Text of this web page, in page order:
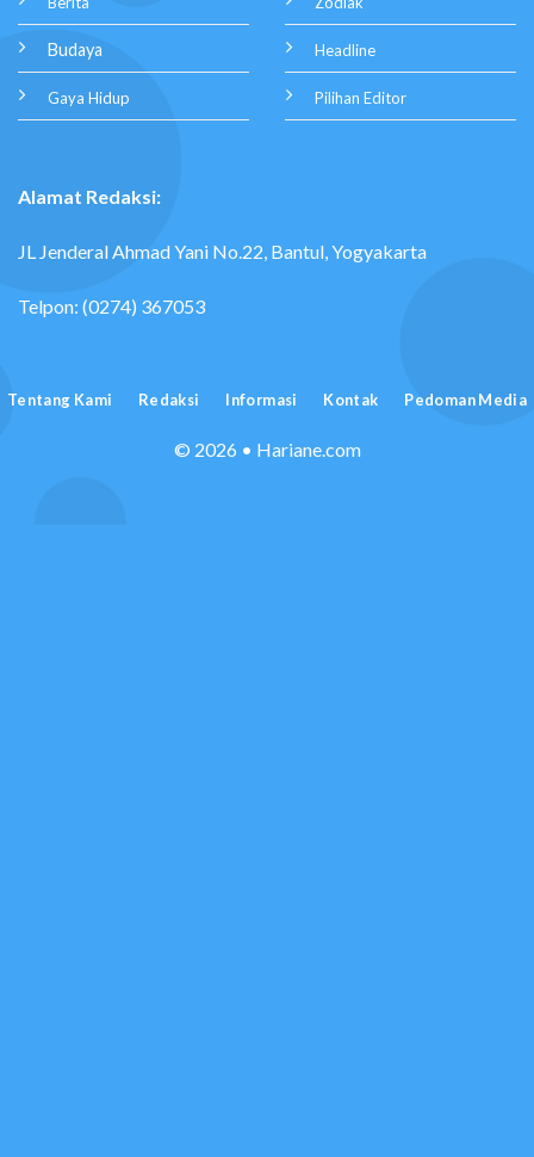
Budaya
Gaya Hidup
Headline
Pilihan Editor
Alamat Redaksi:
JL Jenderal Ahmad Yani No.22, Bantul, Yogyakarta
Telpon: (0274) 367053
Tentang Kami Redaksi Informasi Kontak Pedoman Media
© 2026 • Hariane.com